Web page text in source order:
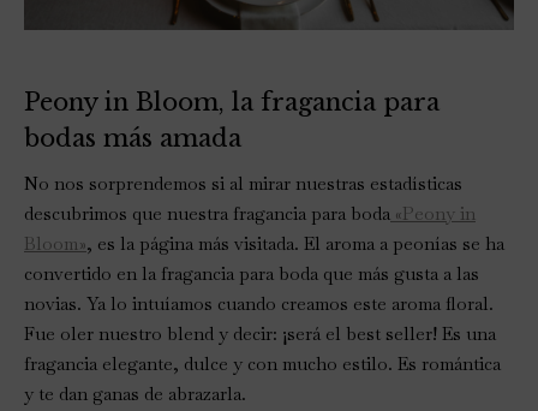
Peony in Bloom, la fragancia para
bodas más amada
No nos sorprendemos si al mirar nuestras estadísticas
descubrimos que nuestra fragancia para boda «Peony in
Bloom», es la página más visitada. El aroma a peonías se ha
convertido en la fragancia para boda que más gusta a las
novias. Ya lo intuíamos cuando creamos este aroma floral.
Fue oler nuestro blend y decir: ¡será el best seller! Es una
fragancia elegante, dulce y con mucho estilo. Es romántica
y te dan ganas de abrazarla.